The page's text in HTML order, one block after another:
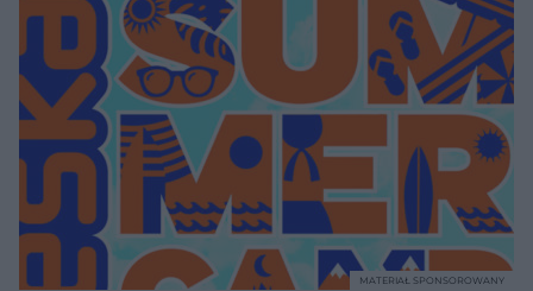
MATERIAŁ SPONSOROWANY